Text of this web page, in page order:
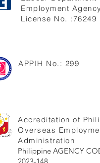
Employment Agency
License No. :76249
APPIH No.: 299
Accreditation of
Overseas
Administration
Philippine AGENCY